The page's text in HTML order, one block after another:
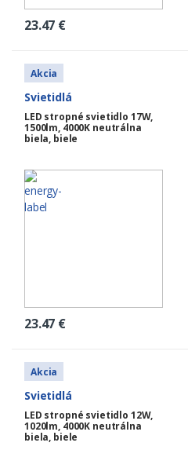
23.47 €
Akcia
Svietidlá
LED stropné svietidlo 17W,
1500lm, 4000K neutrálna
biela, biele
23.47 €
Akcia
Svietidlá
LED stropné svietidlo 12W,
1020lm, 4000K neutrálna
biela, biele